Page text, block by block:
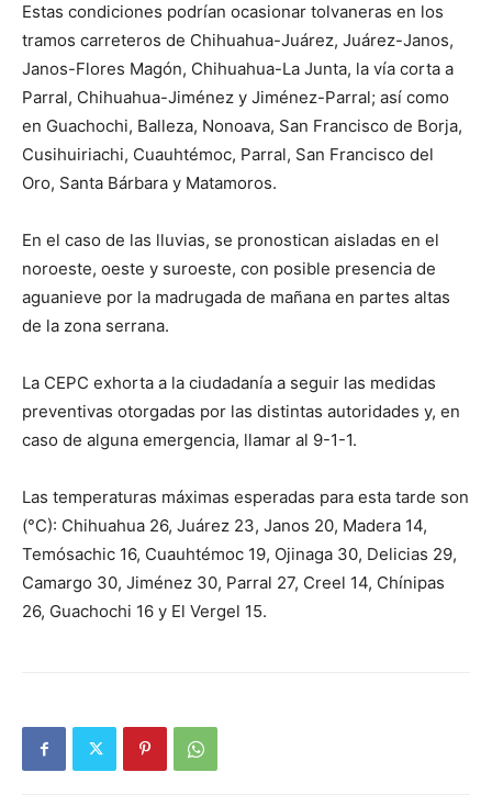
Estas condiciones podrían ocasionar tolvaneras en los
tramos carreteros de Chihuahua-Juárez, Juárez-Janos,
Janos-Flores Magón, Chihuahua-La Junta, la vía corta a
Parral, Chihuahua-Jiménez y Jiménez-Parral; así como
en Guachochi, Balleza, Nonoava, San Francisco de Borja,
Cusihuiriachi, Cuauhtémoc, Parral, San Francisco del
Oro, Santa Bárbara y Matamoros.
En el caso de las lluvias, se pronostican aisladas en el
noroeste, oeste y suroeste, con posible presencia de
aguanieve por la madrugada de mañana en partes altas
de la zona serrana.
La CEPC exhorta a la ciudadanía a seguir las medidas
preventivas otorgadas por las distintas autoridades y, en
caso de alguna emergencia, llamar al 9-1-1.
Las temperaturas máximas esperadas para esta tarde son
(°C): Chihuahua 26, Juárez 23, Janos 20, Madera 14,
Temósachic 16, Cuauhtémoc 19, Ojinaga 30, Delicias 29,
Camargo 30, Jiménez 30, Parral 27, Creel 14, Chínipas
26, Guachochi 16 y El Vergel 15.